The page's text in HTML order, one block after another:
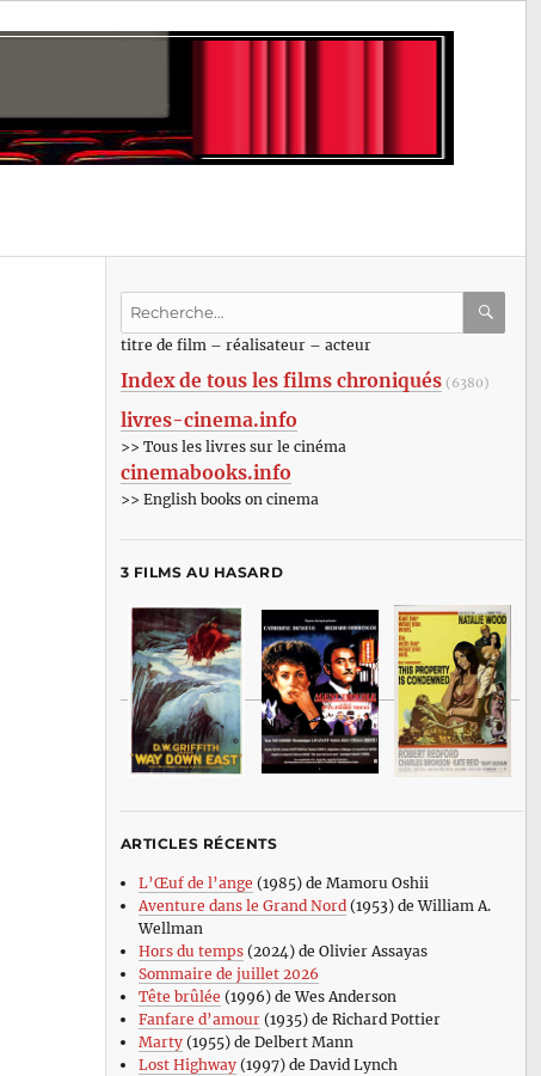
Recherche
:titre de film – réalisateur – acteur
Index de tous les films chroniqués (6380)
livres-cinema.info
>> Tous les livres sur le cinéma
cinemabooks.info
>> English books on cinema
3 FILMS AU HASARD
ARTICLES RÉCENTS
L’Œuf de l’ange (1985) de Mamoru Oshii
Aventure dans le Grand Nord(1953) de William A.
Wellman
Hors du temps(2024) de Olivier Assayas
Sommaire de juillet 2026
Tête brûlée (1996) de Wes Anderson
Fanfare d’amour(1935) de Richard Pottier
Marty(1955) de Delbert Mann
Lost Highway(1997) de David Lynch